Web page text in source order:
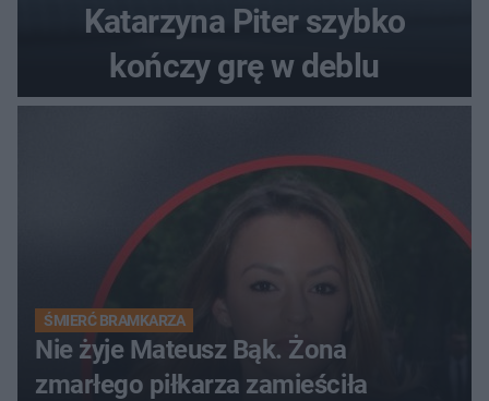
Katarzyna Piter szybko
kończy grę w deblu
ŚMIERĆ BRAMKARZA
Nie żyje Mateusz Bąk. Żona
zmarłego piłkarza zamieściła